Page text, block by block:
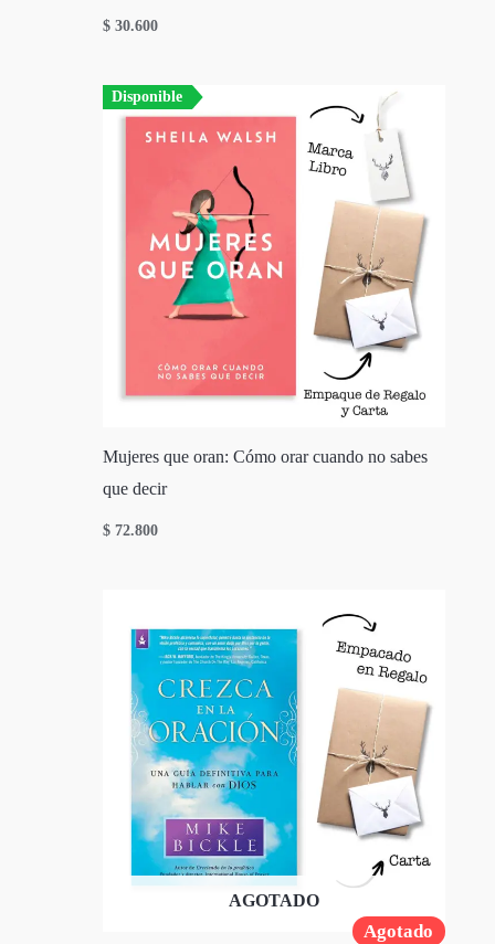
$ 30.600
Disponible
Mujeres que oran: Cómo orar cuando no sabes
que decir
$ 72.800
Agotado
AGOTADO